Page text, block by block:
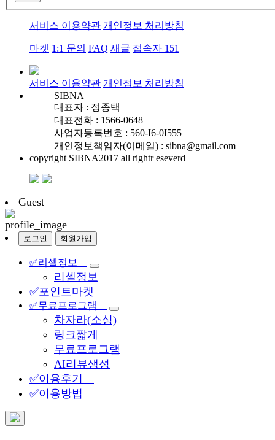
서비스 이용약관 개인정보 처리방침
마켓 1:1 문의 FAQ 새글 접속자 151
서비스 이용약관 개인정보 처리방침
SIBNA
대표자 : 정종택
대표전화 : 1566-0648
사업자등록번호 : 560-Ι6-0Ι555
개인정보책임자(이메일) : sibna@gmail.com
copyright SIBNA2017 all rightr eseverd
Guest
로그인 회원가입
✅리셀정보
리셀정보
✅포인트마켓
✅무료프로그램
차자라(소싱)
링크짧게
무료프로그램
AI리뷰생성
✅이용후기
✅이용방법